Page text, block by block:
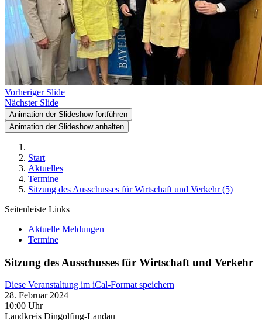
Vorheriger Slide
Nächster Slide
Animation der Slideshow fortführen
Animation der Slideshow anhalten
Start
Aktuelles
Termine
Sitzung des Ausschusses für Wirtschaft und Verkehr (5)
Seitenleiste Links
Aktuelle Meldungen
Termine
Sitzung des Ausschusses für Wirtschaft und Verkehr
Diese Veranstaltung im iCal-Format speichern
28. Februar 2024
10:00 Uhr
Landkreis Dingolfing-Landau